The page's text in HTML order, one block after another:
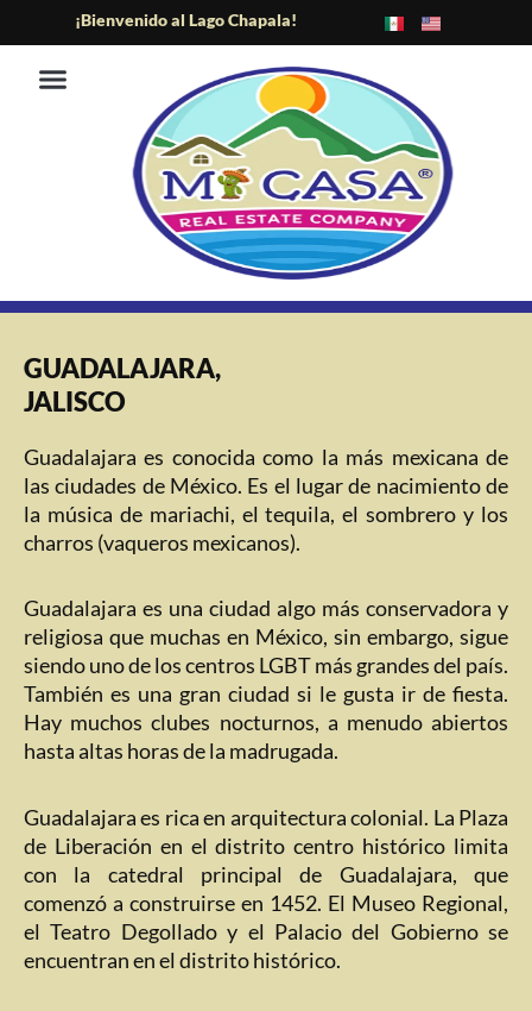
al
contenido
¡Bienvenido al Lago Chapala!
GUADALAJARA,
JALISCO
Guadalajara es conocida como la más mexicana de
las ciudades de México. Es el lugar de nacimiento de
la música de mariachi, el tequila, el sombrero y los
charros (vaqueros mexicanos).
Guadalajara es una ciudad algo más conservadora y
religiosa que muchas en México, sin embargo, sigue
siendo uno de los centros LGBT más grandes del país.
También es una gran ciudad si le gusta ir de fiesta.
Hay muchos clubes nocturnos, a menudo abiertos
hasta altas horas de la madrugada.
Guadalajara es rica en arquitectura colonial. La Plaza
de Liberación en el distrito centro histórico limita
con la catedral principal de Guadalajara, que
comenzó a construirse en 1452. El Museo Regional,
el Teatro Degollado y el Palacio del Gobierno se
encuentran en el distrito histórico.